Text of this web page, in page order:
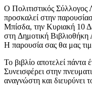
Ο Πολιτιστικός
προσκαλεί στην
Μπίσδα, την Κυριακή 10
στη Δημοτική Βιβλιοθήκη
Η παρουσία σας θα μας
Το βιβλίο αποτελεί
Συνεισφέρει στην
αναγνώστη και διευρύνει